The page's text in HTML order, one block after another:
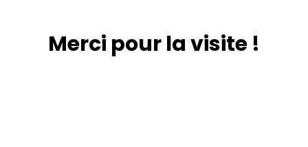
Merci pour la visite !